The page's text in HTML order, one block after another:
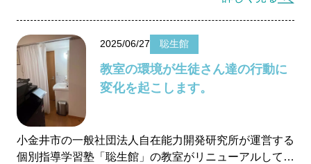
導にあたっています。３０年の指導実績のある個別指導
の学習塾です。
2025/06/27 聡生館
教室の環境が生徒さん達の行動に
変化を起こします。
小金井市の一般社団法人自在能力開発研究所が運営する
個別指導学習塾「聡生館」の教室がリニューアルしてい